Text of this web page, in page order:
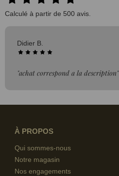
Calculé à partir de 500 avis.
Didier B.
"achat correspond a la description"
À PROPOS
Qui sommes-nous
Notre magasin
Nos engagements